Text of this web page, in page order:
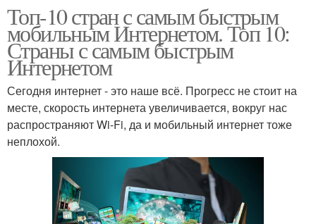
Топ-10 стран с самым быстрым
мобильным Интернетом. Топ 10:
Страны с самым быстрым
Интернетом
Сегодня интернет - это наше всё. Прогресс не стоит на
месте, скорость интернета увеличивается, вокруг нас
распространяют Wi-Fi, да и мобильный интернет тоже
неплохой.